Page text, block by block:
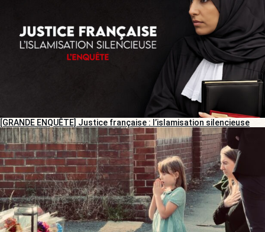
[GRANDE ENQUÊTE] Justice française : l’islamisation silencieuse